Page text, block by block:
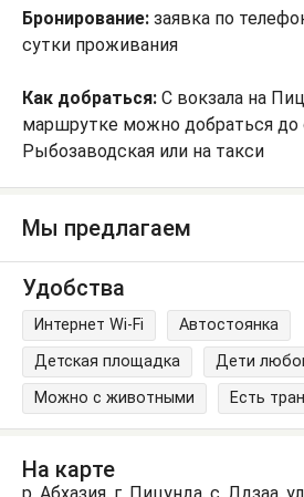
Бронирование: заявка по
сутки проживания
Как добраться: С вокзала на
маршрутке можно добраться до
Рыбозаводская или на такси
Мы предлагаем
Удобства
Интернет Wi-Fi
Автостоянка
Детская площадка
Дети
Можно с животными
Есть
На карте
р. Абхазия, г. Пицунда, с. Лдзаа,